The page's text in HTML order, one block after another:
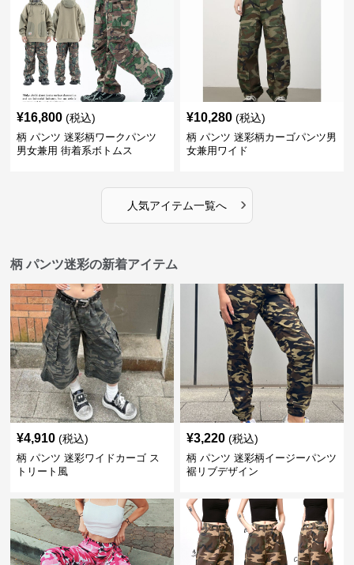
¥16,800 (税込)
柄 パンツ 迷彩柄ワークパンツ
男女兼用 街着系ボトムス
¥10,280 (税込)
柄 パンツ 迷彩柄カーゴパンツ男
女兼用ワイド
人気アイテム一覧へ ›
柄 パンツ迷彩の新着アイテム
¥4,910 (税込)
柄 パンツ 迷彩ワイドカーゴ ス
トリート風
¥3,220 (税込)
柄 パンツ 迷彩柄イージーパンツ
裾リブデザイン